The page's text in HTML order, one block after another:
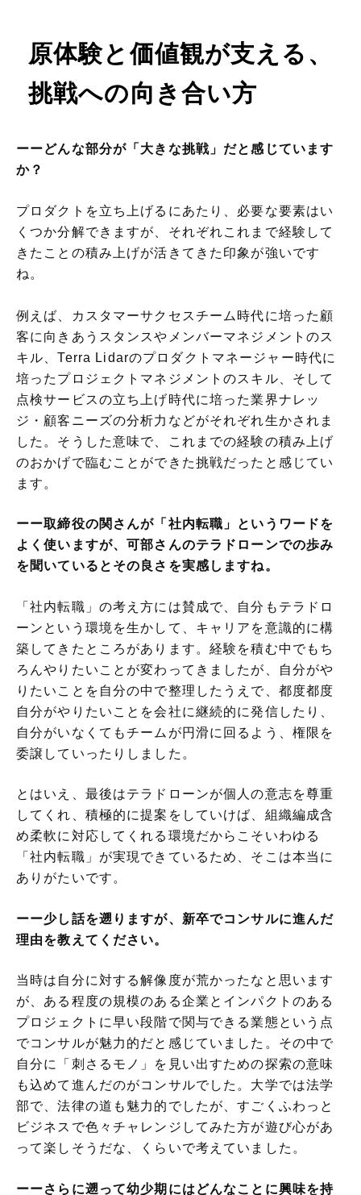
原体験と価値観が支える、
挑戦への向き合い方
ーーどんな部分が「大きな挑戦」だと感じています
か？
プロダクトを立ち上げるにあたり、必要な要素はい
くつか分解できますが、それぞれこれまで経験して
きたことの積み上げが活きてきた印象が強いです
ね。
例えば、カスタマーサクセスチーム時代に培った顧
客に向きあうスタンスやメンバーマネジメントのス
キル、Terra Lidarのプロダクトマネージャー時代に
培ったプロジェクトマネジメントのスキル、そして
点検サービスの立ち上げ時代に培った業界ナレッ
ジ・顧客ニーズの分析力などがそれぞれ生かされま
した。そうした意味で、これまでの経験の積み上げ
のおかげで臨むことができた挑戦だったと感じてい
ます。
ーー取締役の関さんが「社内転職」というワードを
よく使いますが、可部さんのテラドローンでの歩み
を聞いているとその良さを実感しますね。
「社内転職」の考え方には賛成で、自分もテラドロ
ーンという環境を生かして、キャリアを意識的に構
築してきたところがあります。経験を積む中でもち
ろんやりたいことが変わってきましたが、自分がや
りたいことを自分の中で整理したうえで、都度都度
自分がやりたいことを会社に継続的に発信したり、
自分がいなくてもチームが円滑に回るよう、権限を
委譲していったりしました。
とはいえ、最後はテラドローンが個人の意志を尊重
してくれ、積極的に提案をしていけば、組織編成含
め柔軟に対応してくれる環境だからこそいわゆる
「社内転職」が実現できているため、そこは本当に
ありがたいです。
ーー少し話を遡りますが、新卒でコンサルに進んだ
理由を教えてください。
当時は自分に対する解像度が荒かったなと思います
が、ある程度の規模のある企業とインパクトのある
プロジェクトに早い段階で関与できる業態という点
でコンサルが魅力的だと感じていました。その中で
自分に「刺さるモノ」を見い出すための探索の意味
も込めて進んだのがコンサルでした。大学では法学
部で、法律の道も魅力的でしたが、すごくふわっと
ビジネスで色々チャレンジしてみた方が遊び心があ
って楽しそうだな、くらいで考えていました。
ーーさらに遡って幼少期にはどんなことに興味を持